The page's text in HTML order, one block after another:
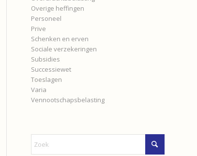
Overige heffingen
Personeel
Prive
Schenken en erven
Sociale verzekeringen
Subsidies
Successiewet
Toeslagen
Varia
Vennootschapsbelasting